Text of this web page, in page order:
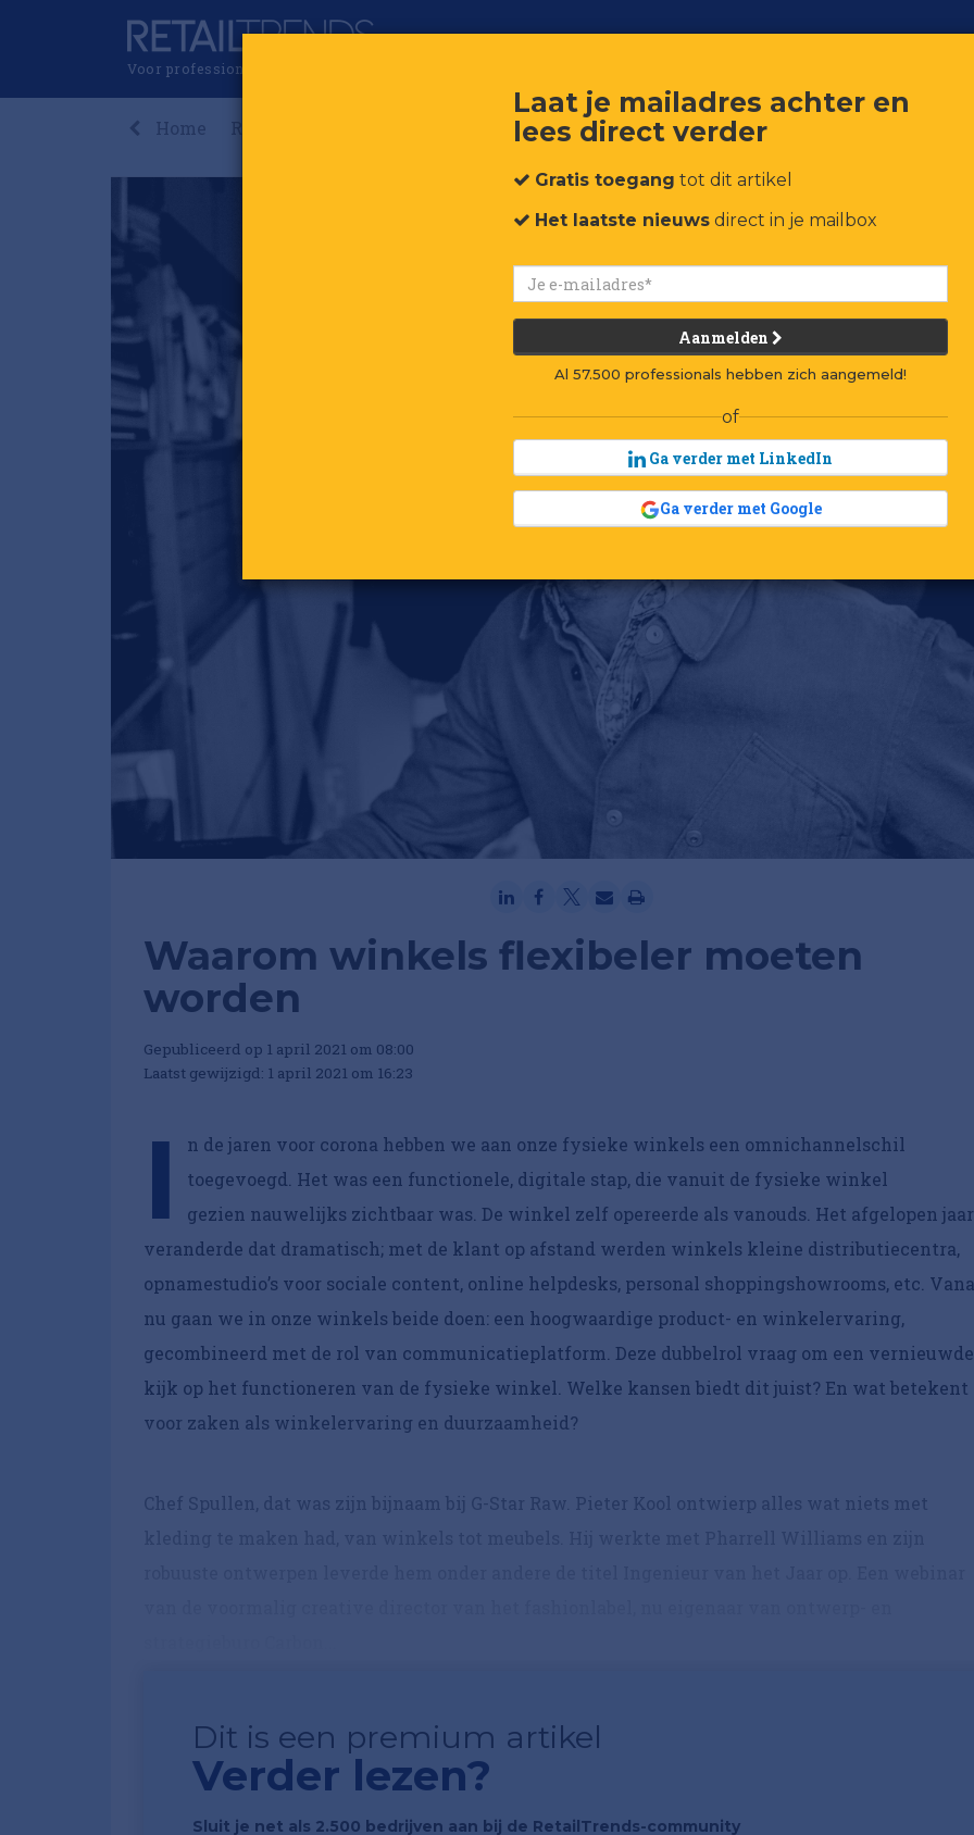
Voor professionals in retail & brands
Home Recent Events Connect Jobs
Waarom winkels flexibeler moeten
worden
Gepubliceerd op 1 april 2021 om 08:00
Laatst gewijzigd: 1 april 2021 om 16:23
I
n de jaren voor corona hebben we aan onze fysieke winkels een omnichannelschil
toegevoegd. Het was een functionele, digitale stap, die vanuit de fysieke winkel
gezien nauwelijks zichtbaar was. De winkel zelf opereerde als vanouds. Het afgelopen jaar
veranderde dat dramatisch; met de klant op afstand werden winkels kleine distributiecentra,
opnamestudio’s voor sociale content, online helpdesks, personal shoppingshowrooms, etc.
nu gaan we in onze winkels beide doen: een hoogwaardige product- en winkelervaring,
gecombineerd met de rol van communicatieplatform. Deze dubbelrol vraag om een vernieuwde
kijk op het functioneren van de fysieke winkel. Welke kansen biedt dit juist? En wat
voor zaken als winkelervaring en duurzaamheid?
Chef Spullen, dat was zijn bijnaam bij G-Star Raw. Pieter Kool ontwierp alles wat niets met
Dit is een premium artikel
Verder lezen?
Sluit je net als 2.500 bedrijven aan bij de RetailTrends-community
Laat je mailadres achter en
lees direct verder
Gratis toegang tot dit artikel
Het laatste nieuws direct in je mailbox
Aanmelden
Al 57.500 professionals hebben zich aangemeld!
of
Ga verder met LinkedIn
Ga verder met Google